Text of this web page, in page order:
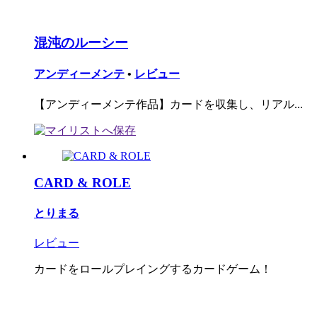
混沌のルーシー
アンディーメンテ • レビュー
【アンディーメンテ作品】カードを収集し、リアル...
CARD & ROLE
とりまる
レビュー
カードをロールプレイングするカードゲーム！